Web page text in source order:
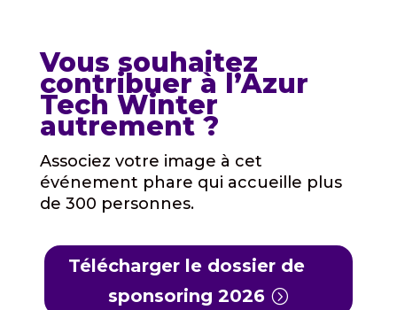
Vous souhaitez
contribuer à l’Azur
Tech Winter
autrement ?
Associez votre image à cet
événement phare qui accueille plus
de 300 personnes.
Télécharger le dossier de
sponsoring 2026